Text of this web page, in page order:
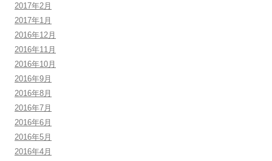
2017年2月
2017年1月
2016年12月
2016年11月
2016年10月
2016年9月
2016年8月
2016年7月
2016年6月
2016年5月
2016年4月